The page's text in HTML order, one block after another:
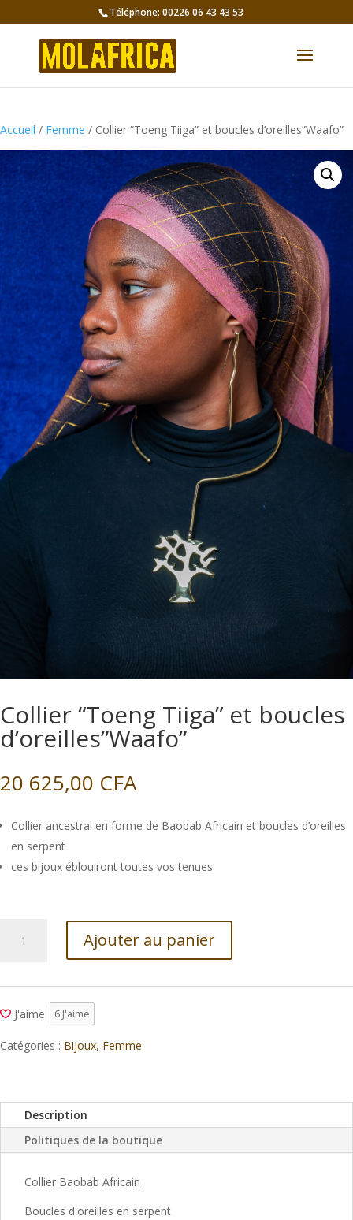
Téléphone: 00226 06 43 43 53
Accueil / Femme / Collier “Toeng Tiiga” et boucles d’oreilles”Waafo”
Collier “Toeng Tiiga” et boucles
d’oreilles”Waafo”
20 625,00 CFA
Collier ancestral en forme de Baobab Africain et boucles d’oreilles
en serpent
ces bijoux éblouiront toutes vos tenues
et
d'oreilles"Waafo"
Ajouter au panier
J'aime 6 J'aime
Catégories : Bijoux, Femme
Description
Politiques de la boutique
Collier Baobab Africain
Boucles d'oreilles en serpent